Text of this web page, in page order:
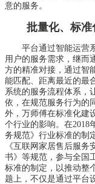
意的服务。
批量化、标准
平台通过智能运营系
用户的服务需求，继而
方的精准对接，通过智
能匹配、距离最近的最
系统的服务流程体系，
依，在规范服务行为的
外，万师傅在标准化建
个行业的影响。在2018
务规范》行业标准的制
《互联网家居售后服
书》等规范，参与全国
标准的制定，以推动整
题上，不仅是通过平台